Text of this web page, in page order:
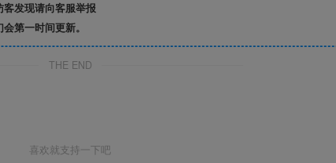
发现请向客服举报
第一时间更新。
THE END
喜欢就支持一下吧